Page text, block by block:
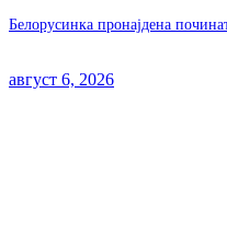
Белорусинка пронајдена
август 6, 2026